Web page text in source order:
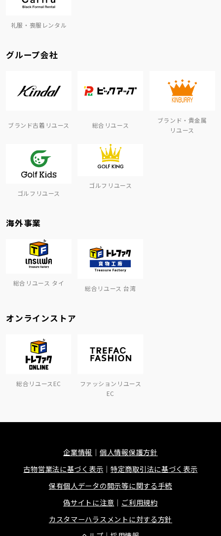
礼服・喪服レンタル
グループ会社
ブランド古着リユース 総合リユース
ブランド・貴金属
リユース
ゴルフリユース
ゴルフリユース
海外事業
総合リユース タイ
総合リユース 台湾
オンラインストア
総合リユースEC
ファッションリユース
EC
企業情報
個人情報保護方針
古物営業法に基づく表示
特定商取引法に基づく表示
保有個人データの開示等に関する手続
偽サイトに注意
ご利用規約
カスタマーハラスメントに対する方針